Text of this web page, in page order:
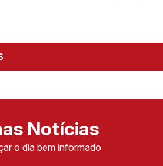
Notícias
o dia bem informado